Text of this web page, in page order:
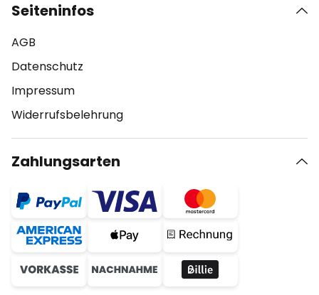
Seiteninfos
AGB
Datenschutz
Impressum
Widerrufsbelehrung
Zahlungsarten